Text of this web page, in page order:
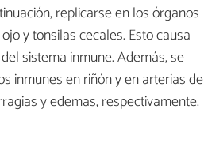
replicarse en los órganos
y tonsilas cecales. Esto causa
sistema inmune. Además, se
inmunes en riñón y en arterias de
y edemas, respectivamente.